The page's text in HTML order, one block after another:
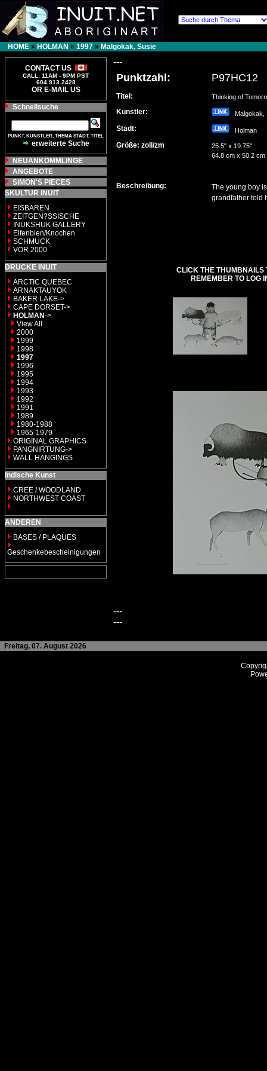
HOME » HOLMAN » 1997 » Malgokak, Susie
CONTACT US
CALL: 11AM - 9PM PST
604.913.2428
OR E-MAIL US
Schnellsuche
PUNKT, KÜNSTLER, THEMA STADT, TITEL
erweiterte Suche
NEUANKÖMMLINGE
ANGEBOTE
SIMON'S PIECES
SKULTUR INUIT
EISBAREN
ZEITGEN?SSISCHE
INUKSHUK GALLERY
Elfenbien/Knochen
SCHMUCK
VOR 2000
DRUCKE INUIT
ARCTIC QUEBEC
ARNAKTAUYOK
BAKER LAKE->
CAPE DORSET->
HOLMAN->
View All
2000
1999
1998
1997
1996
1995
1994
1993
1992
1991
1989
1980-1988
1965-1979
ORIGINAL GRAPHICS
PANGNIRTUNG->
WALL HANGINGS
Indische Kunst
CREE / WOODLAND
NORTHWEST COAST
ANDEREN
BASES / PLAQUES
Geschenkebescheinigungen
---
Punktzahl: P97HC12
Titel: Thinking of
Künstler:
Stadt: Holman
Größe: zoll/zm
25.5" x 19.75"
64.8 cm x 50.2 cm
Beschreibung:
The young boy
grandfather told
CLICK THE THUMBNAILS
REMEMBER TO LOG
---
---
Freitag, 07. August 2026